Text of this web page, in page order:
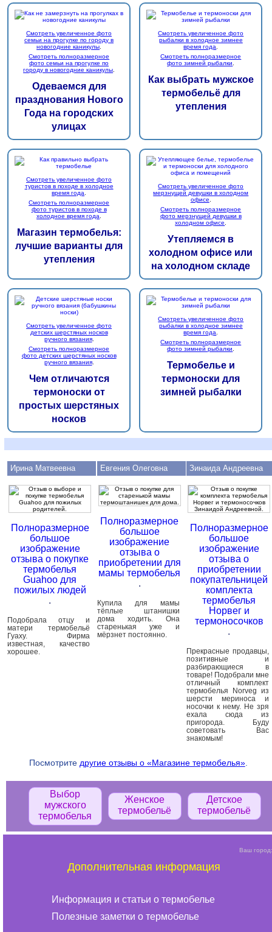
Выбор
мужского
термобелья
Женское
термобельё
Детское
термобельё
Смотреть увеличенное фото
семьи на прогулке по городу в
новогодние каникулы
Смотреть полноразмерное
фото семьи на прогулке по
городу в новогодние каникулы
Одеваемся для
празднования Нового
Года на городских
улицах
Смотреть увеличенное фото
рыбалки в холодное зимнее
время года
Смотреть полноразмерное
фото зимней рыбалки
Как выбрать мужское
термобельё для
утепления
Смотреть увеличенное фото
туристов в походе в холодное
время года
Смотреть полноразмерное
фото туристов в походе в
холодное время года
Магазин термобелья:
лучшие варианты для
утепления
Смотреть увеличенное фото
мерзнущей девушки в холодном
офисе
Смотреть полноразмерное
фото мерзнущей девушки в
холодном офисе
Утепляемся в
холодном офисе или
на холодном складе
Смотреть увеличенное фото
детских шерстяных носков
ручного вязания.
Смотреть полноразмерное
фото детских шерстяных носков
ручного вязания.
Чем отличаются
термоноски от
простых шерстяных
носков
Смотреть увеличенное фото
рыбалки в холодное зимнее
время года
Смотреть полноразмерное
фото зимней рыбалки
Термобелье и
термоноски для
зимней рыбалки
Ирина Матвеевна
Полноразмерное
большое
изображение
отзыва о покупке
термобелья
Guahoo для
пожилых людей
.
Подобрала отцу и
матери термобельё
Гуаху. Фирма
известная, качество
хорошее.
Евгения Олеговна
Полноразмерное
большое
изображение
отзыва о
приобретении для
мамы термобелья
.
Купила для мамы
тёплые штанишки
дома ходить. Она
старенькая уже и
мёрзнет постоянно.
Зинаида Андреевна
Полноразмерное
большое
изображение
отзыва о
приобретении
покупательницей
комплекта
термобелья
Норвег и
термоносочков
.
Прекрасные продавцы,
позитивные и
разбирающиеся в
товаре! Подобрали мне
отличный комплект
термобелья Norveg из
шерсти мериноса и
носочки к нему. Не зря
ехала сюда из
пригорода. Буду
советовать Вас
знакомым!
Посмотрите другие отзывы о «Магазине термобелья».
Ваш город:
Дополнительная информация
Информация и статьи о термобелье
Полезные заметки о термобелье